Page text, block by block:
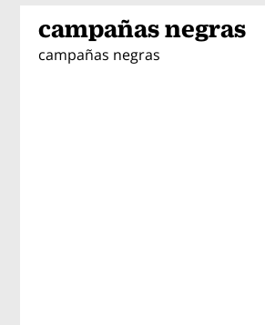
campañas negras
campañas negras